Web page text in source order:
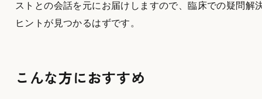
ストとの会話を元にお届けしますので、臨床での疑問解
ヒントが見つかるはずです。
こんな方におすすめ